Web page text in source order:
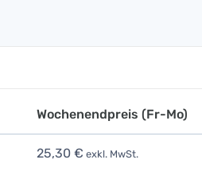
Wochenendpreis (Fr-Mo)
25,30 € exkl. MwSt.